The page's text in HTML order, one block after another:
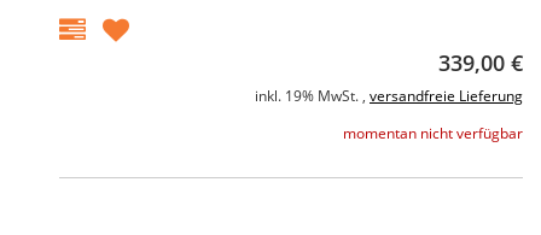
339,00 €
inkl. 19% MwSt. , versandfreie Lieferung
momentan nicht verfügbar